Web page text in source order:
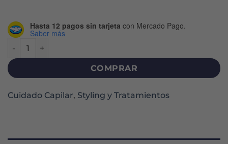
Hasta 12 pagos sin tarjeta con Mercado Pago.
Saber más
COMPRAR
Cuidado Capilar, Styling y Tratamientos